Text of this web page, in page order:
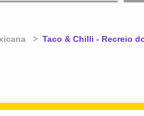
Atual:
Taco & Chilli - Recreio